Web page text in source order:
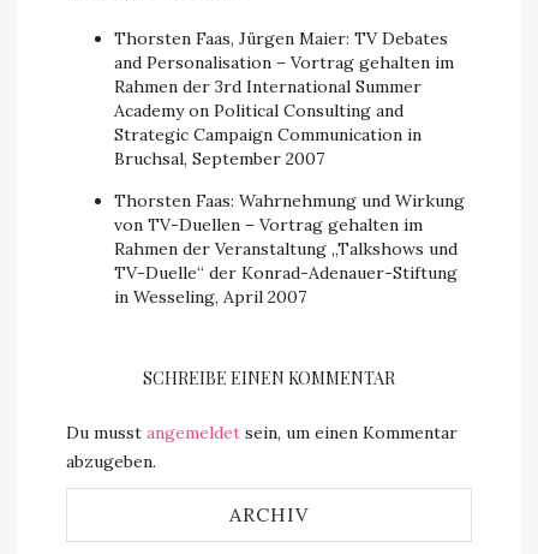
Thorsten Faas, Jürgen Maier: TV Debates
and Personalisation – Vortrag gehalten im
Rahmen der 3rd International Summer
Academy on Political Consulting and
Strategic Campaign Communication in
Bruchsal, September 2007
Thorsten Faas: Wahrnehmung und Wirkung
von TV-Duellen – Vortrag gehalten im
Rahmen der Veranstaltung „Talkshows und
TV-Duelle“ der Konrad-Adenauer-Stiftung
in Wesseling, April 2007
SCHREIBE EINEN KOMMENTAR
Du musst angemeldet sein, um einen Kommentar
abzugeben.
ARCHIV